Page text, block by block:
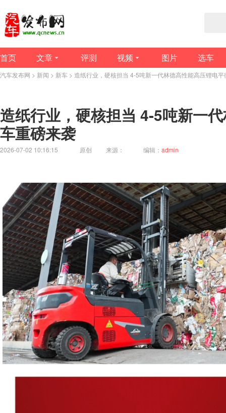
首页 文章 评测 视频 图片 选车
汽车发布网 > 新闻 > 新车 > 造纸行业，硬核担当 4-5吨新一代林德高性能高压锂电
造纸行业，硬核担当 4-5吨新一
车重磅来袭
2026-07-02 10:16:15 原创 来源： 编辑： admin